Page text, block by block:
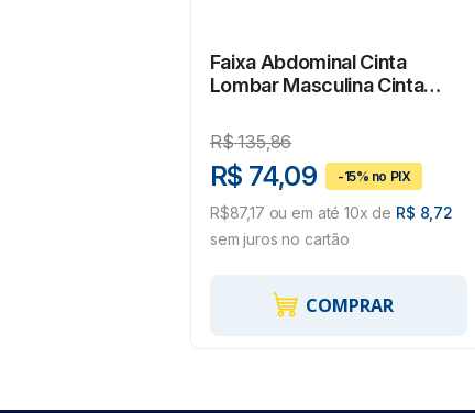
Faixa Abdominal Cinta
Lombar Masculina Cinta
R$135,86
R$ 74,09
R$87,17 ou em até 10x de R$ 8,72
sem juros no cartão
COMPRAR